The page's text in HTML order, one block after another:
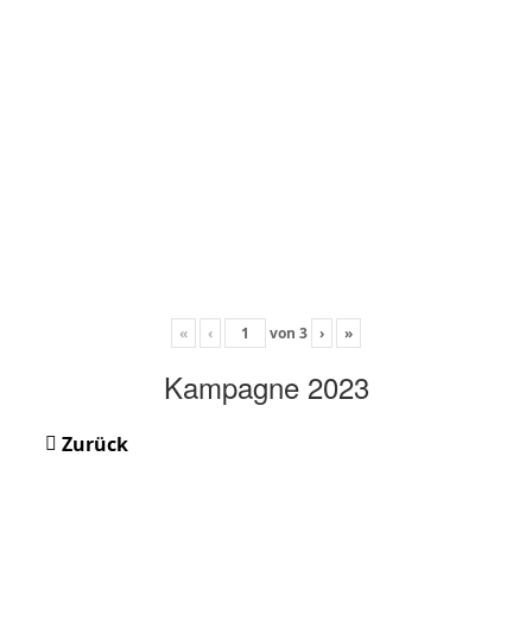
« ‹ von 3 › »
Kampagne 2023
Zurück